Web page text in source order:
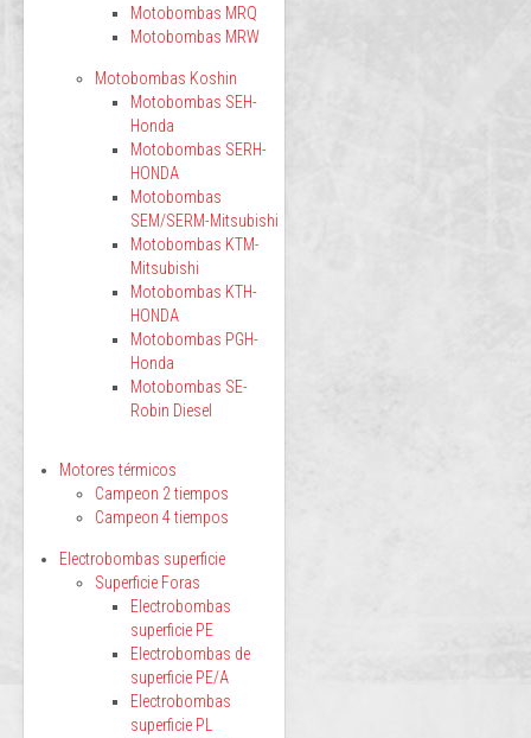
Motobombas MRQ
Motobombas MRW
Motobombas Koshin
Motobombas SEH-
Honda
Motobombas SERH-
HONDA
Motobombas
SEM/SERM-Mitsubishi
Motobombas KTM-
Mitsubishi
Motobombas KTH-
HONDA
Motobombas PGH-
Honda
Motobombas SE-
Robin Diesel
Motores térmicos
Campeon 2 tiempos
Campeon 4 tiempos
Electrobombas superficie
Superficie Foras
Electrobombas
superficie PE
Electrobombas de
superficie PE/A
Electrobombas
superficie PL